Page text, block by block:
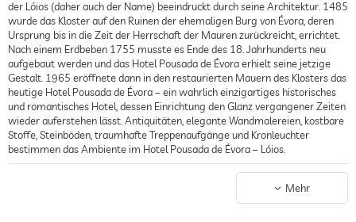
der Lóios (daher auch der Name) beeindruckt durch seine Architektur. 1485
wurde das Kloster auf den Ruinen der ehemaligen Burg von Évora, deren
Ursprung bis in die Zeit der Herrschaft der Mauren zurückreicht, errichtet.
Nach einem Erdbeben 1755 musste es Ende des 18. Jahrhunderts neu
aufgebaut werden und das Hotel Pousada de Évora erhielt seine jetzige
Gestalt. 1965 eröffnete dann in den restaurierten Mauern des Klosters das
heutige Hotel Pousada de Évora – ein wahrlich einzigartiges historisches
und romantisches Hotel, dessen Einrichtung den Glanz vergangener Zeiten
wieder auferstehen lässt. Antiquitäten, elegante Wandmalereien, kostbare
Stoffe, Steinböden, traumhafte Treppenaufgänge und Kronleuchter
bestimmen das Ambiente im Hotel Pousada de Évora – Lóios.
Das gleiche gilt auch für das Restaurant im Hotel Pousada de Évora – Lóios,
wobei die Räumlichkeiten mit einer Besonderheit aufwarten: Der
Mehr